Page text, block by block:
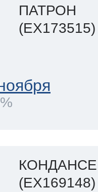
ПАТРОН
(EX173515)
(EX169148)